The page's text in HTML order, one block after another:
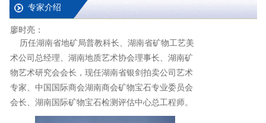
专家介绍
廖时亮：
历任湖南省地矿局普教科长、湖南省矿物工艺美
术公司总经理、湖南地质艺术协会理事长、湖南矿
物艺术研究会会长，现任湖南省银剑拍卖公司艺术
专家、中国国际商会湖南商会矿物宝石专业委员会
会长、湖南国际矿物宝石检测评估中心总工程师。